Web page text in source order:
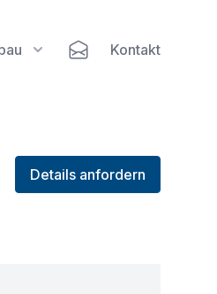
Kontakt
Details anfordern